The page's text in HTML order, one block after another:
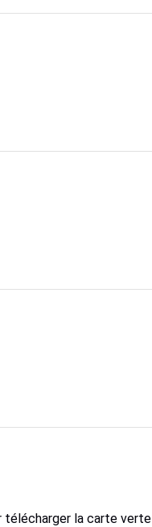
télécharger la carte verte